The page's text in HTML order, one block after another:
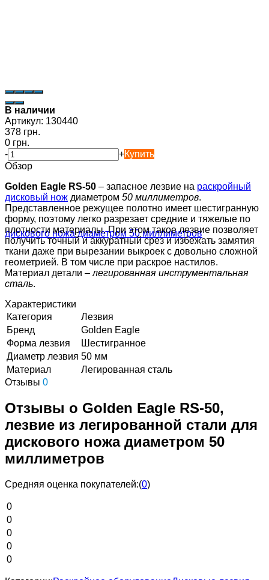
В наличии
Артикул: 130440
378 грн.
0 грн.
-
+Купить
Обзор
Golden Eagle RS-50 – запасное лезвие на раскройный
дисковый нож диаметром 50 миллиметров.
Представленное режущее полотно имеет шестигранную
форму, поэтому легко разрезает средние и тяжелые по
плотности материалы. При этом такое лезвие позволяет
получить точный и аккуратный срез и избежать замятия
ткани даже при вырезании выкроек с довольно сложной
геометрией. В том числе при раскрое настилов.
Материал детали – легированная инструментальная
сталь.
Характеристики
Категория
Лезвия
Бренд
Golden Eagle
Форма лезвия
Шестигранное
Диаметр лезвия 50 мм
Материал
Легированная сталь
Отзывы 0
Отзывы о Golden Eagle RS-50,
лезвие из легированной стали для
дискового ножа диаметром 50
миллиметров
Средняя оценка покупателей:(0)
0
0
0
0
0